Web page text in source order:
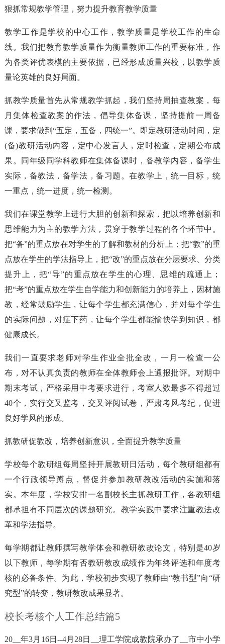
狠抓常规教学管理，努力提升教育教学质量
教学工作是学校的中心工作，教学质量是学校工作的生命
线。我们把教育教学质量作为衡量教师工作的重要标准，作
为各类评优表模的主要依据，已经形成质量兴校，以教学质
量论英雄的良好局面。
抓教学质量首先从常规教学抓起，我们坚持周抽查教案，每
月集体检查教案的作法，倡导集体备课，坚持提前一周备
课，要求做到“五定，五备，四统一”。即定教研活动时间，定
(备)教研活动内容，定中心发言人，定时检查，定期公布成
果。同年级同学科教师在集体备课时，备教学内容，备学生
实际，备教法，备学法，备习题。在教学上，统一目标，统
一重点，统一进度，统一检测。
我们在课堂教学上进行大胆的创新和探索，把以培养创新和
思维能力为主的教学方法，贯穿于教学过程的各个环节中。
把“备”的重点放在对学生的了解和教材的分析上；把“教”的重
点放在学生的学法指导上，把“改”的重点放在分层要求、分类
提升上，把“导”的重点放在学生的心理、思维的疏通上；
把“考”的重点放在学生自学能力和创新能力的培养上，因材施
教，经常鼓励学生，让每个学生都充满信心，并对每个学生
的实际问题，对症下药，让每个学生都能愉快学到知识，都
健康成长。
我们一直要求老师对学生作业全批全改，一月一检查一公
布，对不认真负责的教师在全体教师会上通报批评。对期中
期末考试，严格采用中考要求进行，考室人数最多不得超过
40个，实行交叉监考，交叉评阅试卷，严肃考风考纪，促进
良好学风的形成。
抓教研促教改，培养创新意识，全面提升教学质量
学校每个教研组每周坚持开展教研日活动，每个教研组都有
一个行政领导蹲点，督促并参加教研教改活动的实施和落
实。本年度，学校安排一名副校长主抓教研工作，各教研组
都承担有不同层次的课题研究。教学实践中要求注重教法改
革和学法指导。
每学期都让教师撰写教学体会和教研教改论文，特别是40岁
以下教师，每学期有否教研教改成绩作为年终评选和年度考
核的必备条件。为此，学校初步实现了教师由“教书型”向“研
究型”的转变，教研教改成果显著。
校长考核个人工作总结篇5
20__年3月16日--4月28日__理工学院成教院承办了__市中小学